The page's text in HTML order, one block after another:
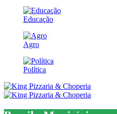
Educação
Agro
Política